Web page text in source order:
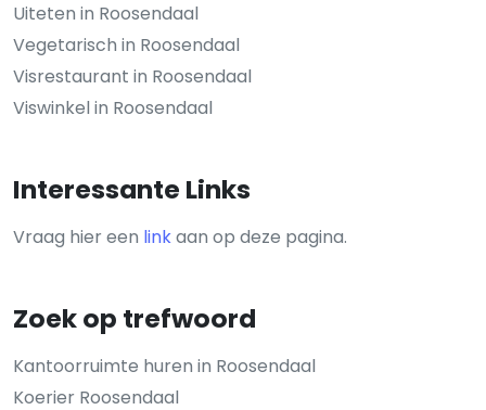
Uiteten in Roosendaal
Vegetarisch in Roosendaal
Visrestaurant in Roosendaal
Viswinkel in Roosendaal
Interessante Links
Vraag hier een linkaan op deze pagina.
Zoek op trefwoord
Kantoorruimte huren in Roosendaal
Koerier Roosendaal